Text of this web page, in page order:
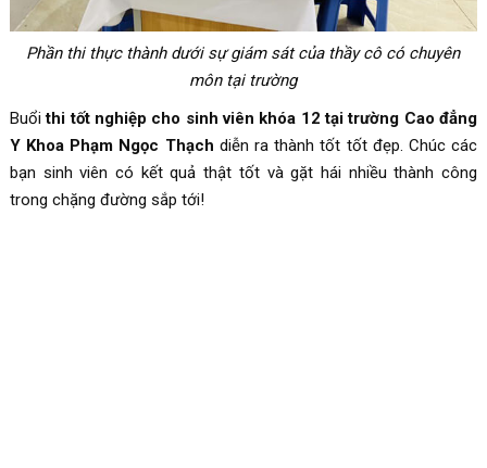
Phần thi thực thành dưới sự giám sát của thầy cô có chuyên
môn tại trường
Buổithi tốt nghiệp cho sinh viên khóa 12 tại trường Cao đẳng
Y Khoa Phạm Ngọc Thạch diễn ra thành tốt tốt đẹp. Chúc các
bạn sinh viên có kết quả thật tốt và gặt hái nhiều thành công
trong chặng đường sắp tới!